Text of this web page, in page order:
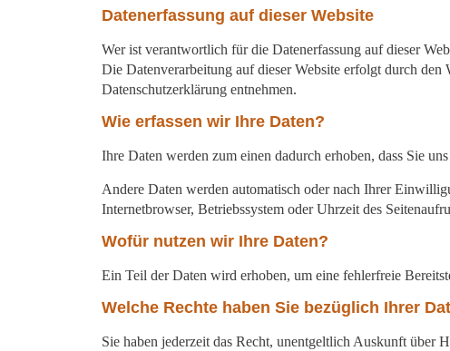
Datenerfassung auf dieser Website
Wer ist verantwortlich für die Datenerfassung auf dieser
Die Datenverarbeitung auf dieser Website erfolgt durch
Datenschutzerklärung entnehmen.
Wie erfassen wir Ihre Daten?
Ihre Daten werden zum einen dadurch erhoben, dass Sie
Andere Daten werden automatisch oder nach Ihrer
Internetbrowser, Betriebssystem oder Uhrzeit des
Wofür nutzen wir Ihre Daten?
Ein Teil der Daten wird erhoben, um eine fehlerfreie
Welche Rechte haben Sie bezüglich Ihrer
Sie haben jederzeit das Recht, unentgeltlich Auskunft über